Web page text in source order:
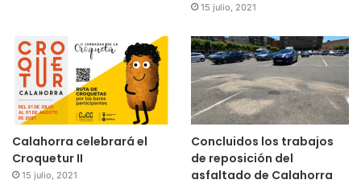
15 julio, 2021
Calahorra celebrará el
Croquetur II
15 julio, 2021
Concluidos los trabajos
de reposición del
asfaltado de Calahorra